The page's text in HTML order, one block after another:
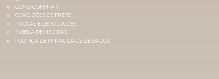
COMO COMPRAR
CONDIÇÕES DE FRETE
TROCAS E DEVOLUÇÕES
TABELA DE MEDIDAS
POLÍTICA DE PRIVACIDADE DE DADOS